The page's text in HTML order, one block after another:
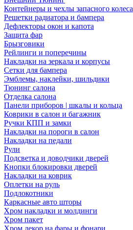
Контейнеры и чехлы запасного колеса
Решетки радиатора и бампера
Дефлекторы окон и капота
Защита фар
Брызговики
Рейлинги и поперечины
Накладки на зеркала и корпусы
Сетки для бампера
Эмблемы, наклейки, шильдики
Тюнинг салона
Отделка салона
Панели приборов | шкалы и кольца
Коврики в салон и багажник
Ручки КПП и замки
Накладки на пороги в салон
Накладки на педали
Рули
Подсветка и доводчики дверей
Кнопки блокировки дверей
Накладки на коврик
Оплетки на руль
Подлокотники
Каркасные авто шторы
Хром накладки и молдинги
Хром пакет
Хром декор на фары и фонари